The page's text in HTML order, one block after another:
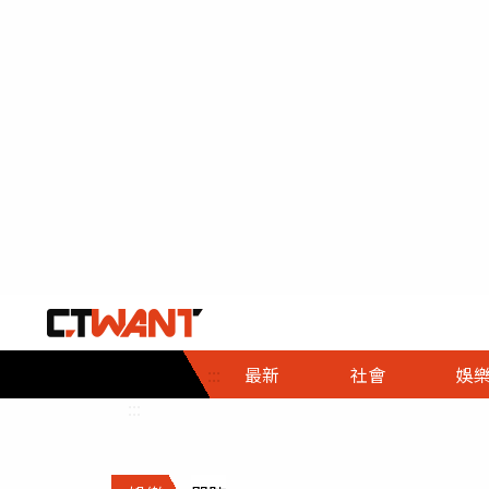
::: 最新 社會
社會首頁
時事
調查
娛樂
娛樂首頁
即時
財經首頁
熱線
政